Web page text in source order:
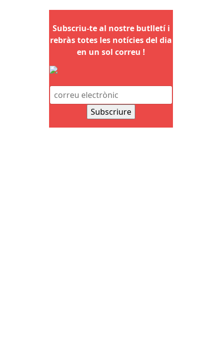
Subscriu-te al nostre butlletí i
rebràs totes les notícies del dia
en un sol correu !